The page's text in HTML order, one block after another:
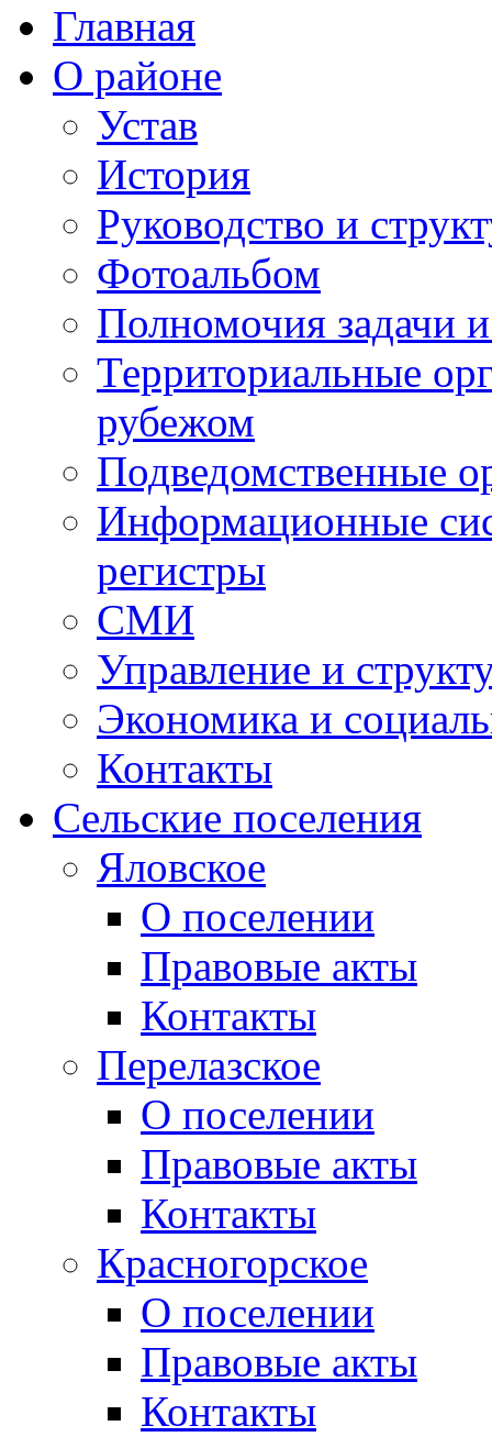
Главная
О районе
Устав
История
Руководство и
Фотоальбом
Полномочия задачи
Территориальные
рубежом
Подведомственные
Информационные
регистры
СМИ
Управление и
Экономика и
Контакты
Сельские поселения
Яловское
О поселении
Правовые акты
Контакты
Перелазское
О поселении
Правовые акты
Контакты
Красногорское
О поселении
Правовые акты
Контакты